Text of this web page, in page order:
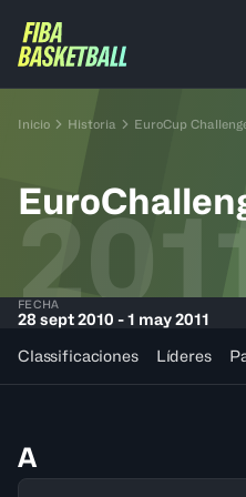
Inicio Historia EuroCup
FECHA
28 sept 2010 - 1 may 2011
Classificaciones
Líderes
A